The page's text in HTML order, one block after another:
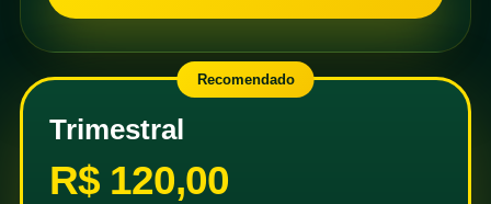
Recomendado
Trimestral
R$ 120,00